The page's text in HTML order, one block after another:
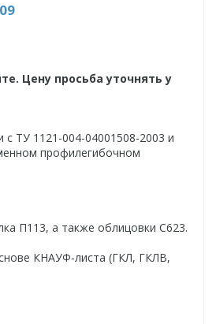
Цену просьба уточнять у
ТУ 1121-004-04001508-2003 и
профилегибочном
П113, а также облицовки С623.
КНАУФ-листа (ГКЛ, ГКЛВ,